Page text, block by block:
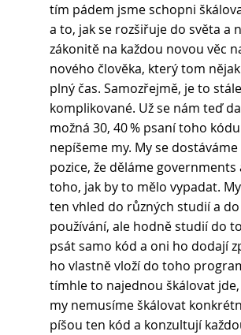
tím pádem jsme schopni
a to, jak se rozšiřuje do světa a
zákonitě na každou novou věc
nového člověka, který tom
plný čas. Samozřejmě, je to stále
komplikované. Už se nám teď
možná 30, 40 % psaní toho kódu
nepíšeme my. My se dostáváme
pozice, že děláme governments
toho, jak by to mělo vypadat.
ten vhled do různých studií a do
používání, ale hodně studií do
psát samo kód a oni ho dodají
ho vlastně vloží do toho
tímhle to najednou škálovat
my nemusíme škálovat
píšou ten kód a konzultují